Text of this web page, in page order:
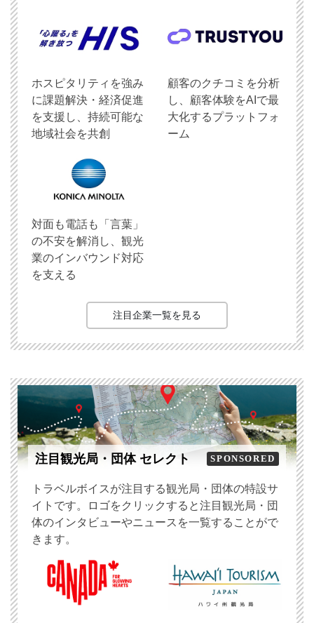
ホスピタリティを強み
に課題解決・経済促進
を支援し、持続可能な
地域社会を共創
顧客のクチコミを分析
し、顧客体験をAIで最
大化するプラットフォ
ーム
対面も電話も「言葉」
の不安を解消し、観光
業のインバウンド対応
を支える
注目企業一覧を見る
注目観光局・団体 セレクト SPONSORED
トラベルボイスが注目する観光局・団体の特設サ
イトです。ロゴをクリックすると注目観光局・団
体のインタビューやニュースを一覧することがで
きます。